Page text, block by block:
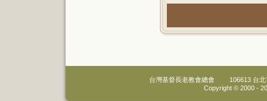
台灣基督長老教會總會
106613 台
Copyright © 2000 -